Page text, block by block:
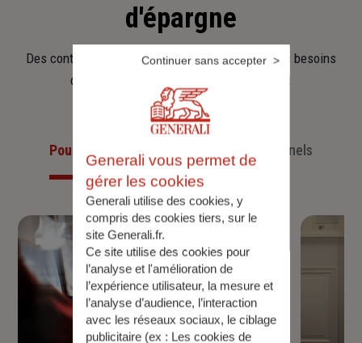
d'épargne
Des contrats clairs et flexibles pour sécuriser vos besoins
d’aujourd’hui et anticiper ceux de demain.
Pour les particuliers Pour les professionnels
Generali vous permet de
gérer les cookies
Generali utilise des cookies, y
compris des cookies tiers, sur le
site Generali.fr.
Ce site utilise des cookies pour
l’analyse et l'amélioration de
l’expérience utilisateur, la mesure et
l’analyse d’audience, l’interaction
avec les réseaux sociaux, le ciblage
publicitaire (ex : Les cookies de
Continuer sans accepter